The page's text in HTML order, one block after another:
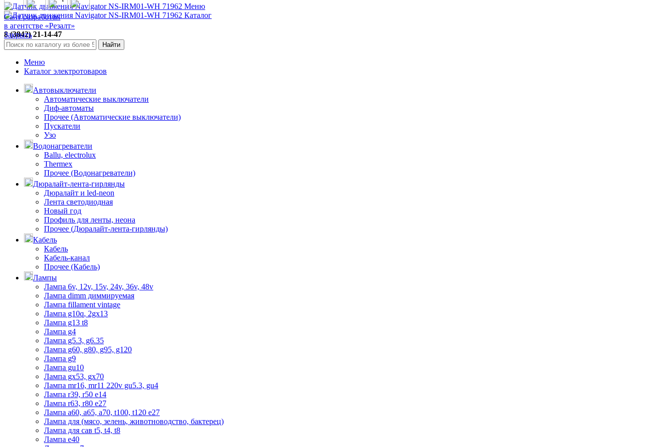
Меню
Каталог
8 (3842) 21-14-47
Поможем с выбором
Сайт разработан
в агентстве «Резалт»
Закрыть
Найти
Меню
Каталог электротоваров
Автовыключатели
Автоматические выключатели
Диф-автоматы
Прочее (Автоматические выключатели)
Пускатели
Узо
Водонагреватели
Ballu, electrolux
Thermex
Прочее (Водонагреватели)
Дюралайт-лента-гирлянды
Дюралайт и led-neon
Лента светодиодная
Новый год
Профиль для ленты, неона
Прочее (Дюралайт-лента-гирлянды)
Кабель
Кабель
Кабель-канал
Прочее (Кабель)
Лампы
Лампа 6v, 12v, 15v, 24v, 36v, 48v
Лампа dimm диммируемая
Лампа fillament vintage
Лампа g10q, 2gx13
Лампа g13 t8
Лампа g4
Лампа g5.3, g6.35
Лампа g60, g80, g95, g120
Лампа g9
Лампа gu10
Лампа gx53, gx70
Лампа mr16, mr11 220v gu5.3, gu4
Лампа r39, r50 е14
Лампа r63, r80 е27
Лампа а60, а65, а70, t100, t120 е27
Лампа для (мясо, зелень, животноводство, бактерец)
Лампа для сав t5, t4, t8
Лампа е40